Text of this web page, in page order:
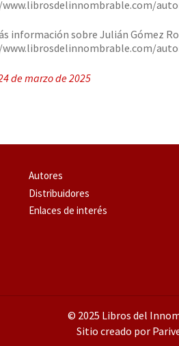
información sobre Julián Gómez
de marzo de 2025
Autores
Distribuidores
Enlaces de interés
© 2025 Libros del
Sitio creado por